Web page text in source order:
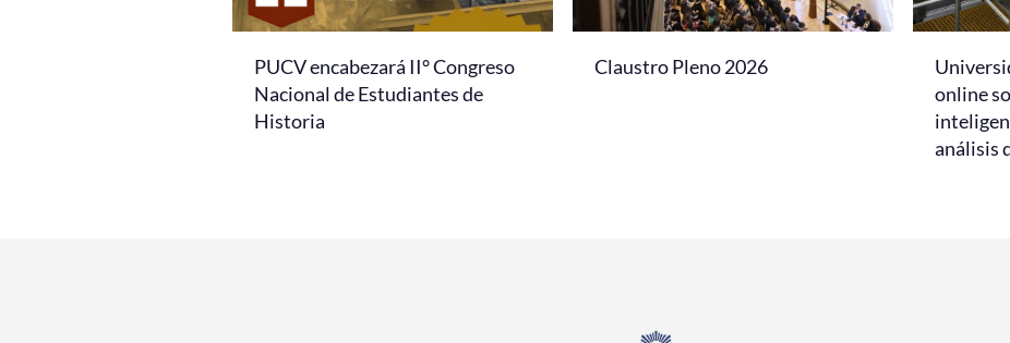
PUCV encabezará II° Congreso
Nacional de Estudiantes de
Historia
Claustro Pleno 2026
online
análisis